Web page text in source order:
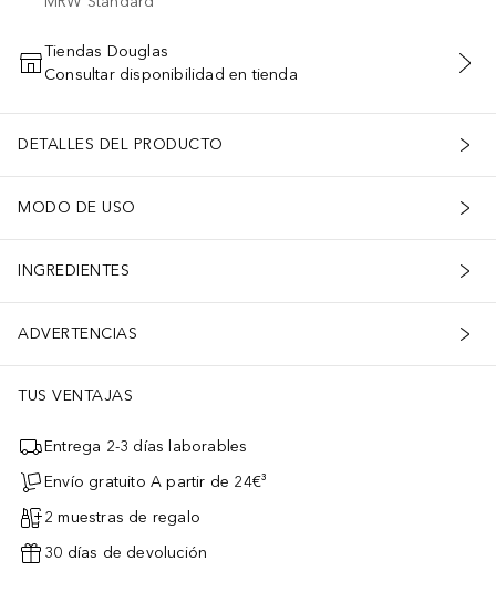
AÑADIR AL CARRITO
Tiendas Douglas
Consultar disponibilidad en tienda
DETALLES DEL PRODUCTO
MODO DE USO
INGREDIENTES
ADVERTENCIAS
TUS VENTAJAS
Entrega 2-3 días laborables
Envío gratuito A partir de 24€³
2 muestras de regalo
30 días de devolución